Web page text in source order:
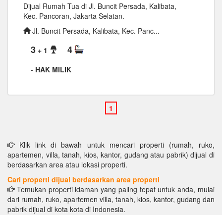
Dijual Rumah Tua di Jl. Buncit Persada, Kalibata,
Kec. Pancoran, Jakarta Selatan.
Jl. Buncit Persada, Kalibata, Kec. Panc...
3 + 1 4
- HAK MILIK
Klik link di bawah untuk mencari properti (rumah, ruko,
apartemen, villa, tanah, kios, kantor, gudang atau pabrik) dijual di
berdasarkan area atau lokasi properti.
Cari properti dijual berdasarkan area properti
Temukan properti idaman yang paling tepat untuk anda, mulai
dari rumah, ruko, apartemen villa, tanah, kios, kantor, gudang dan
pabrik dijual di kota kota di Indonesia.